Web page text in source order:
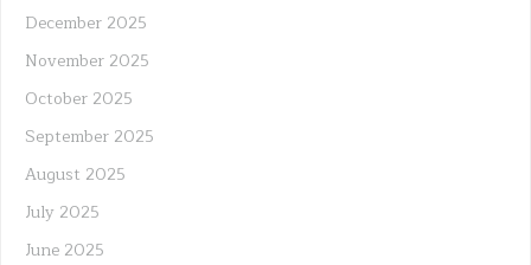
December 2025
November 2025
October 2025
September 2025
August 2025
July 2025
June 2025